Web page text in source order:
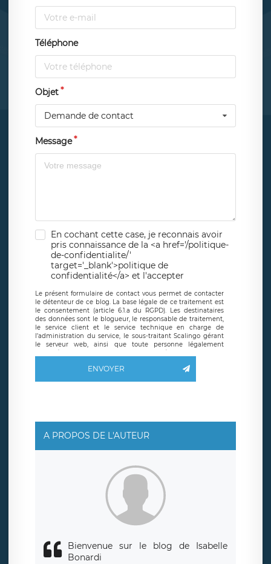
Téléphone
Objet
Demande de contact
Message
En cochant cette case, je reconnais avoir
pris connaissance de la <a href='/politique-
de-confidentialite/'
target='_blank'>politique de
confidentialité</a> et l'accepter
Le présent formulaire de contact vous permet de contacter
le détenteur de ce blog. La base légale de ce traitement est
le consentement (article 6.1.a du RGPD). Les destinataires
des données sont le blogueur, le responsable de traitement,
le service client et le service technique en charge de
l’administration du service, le sous-traitant Scalingo gérant
le serveur web, ainsi que toute personne légalement
autorisée. Le formulaire de contact à destination du
basé en France et offrant des
clauses de protection
limitation du traitement relatif à vos données à caractère
données. Vous pouvez exercer ces droits auprès du délégué
de traitement est la société LÉGAVOX, sis 9 rue Léopold
Sédar Senghor, joignable à l’adresse mail :
responsabledetraitement@legavox.fr. Vous avez également
le droit d’introduire une réclamation auprès d’une autorité
ENVOYER
A PROPOS DE L'AUTEUR
Bienvenue sur le blog de Isabelle
Bonardi